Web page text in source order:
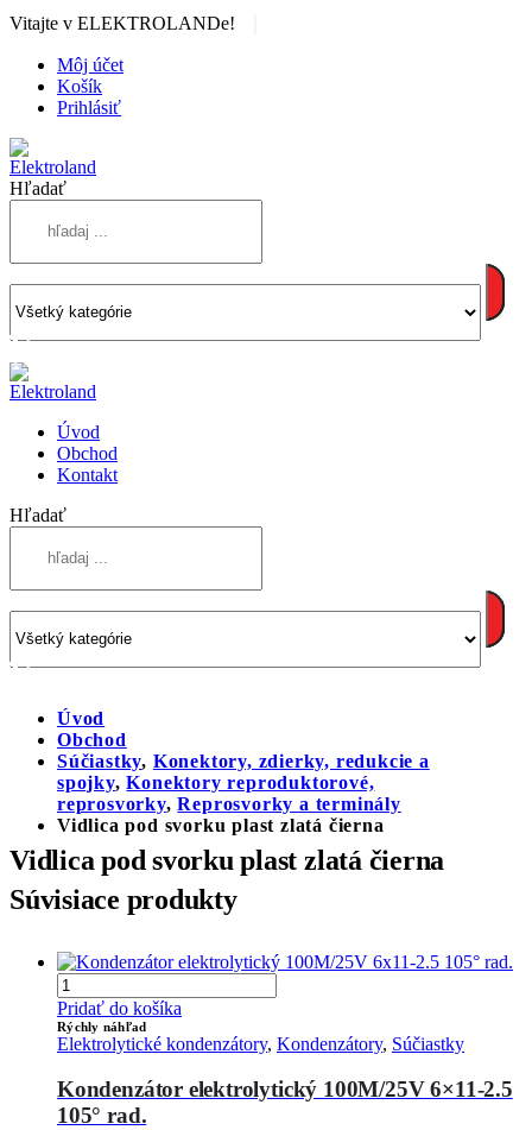
Vitajte v ELEKTROLANDe!
Môj účet
Košík
Prihlásiť
Hľadať
Úvod
Obchod
Kontakt
Hľadať
Úvod
Obchod
Súčiastky, Konektory, zdierky, redukcie a
spojky,Konektory reproduktorové,
reprosvorky,Reprosvorky a terminály
Vidlica pod svorku plast zlatá čierna
Vidlica pod svorku plast zlatá čierna
Súvisiace produkty
Pridať do košíka
Rýchly náhľad
Elektrolytické kondenzátory, Kondenzátory, Súčiastky
Kondenzátor elektrolytický 100M/25V 6×11-2.5
105° rad.